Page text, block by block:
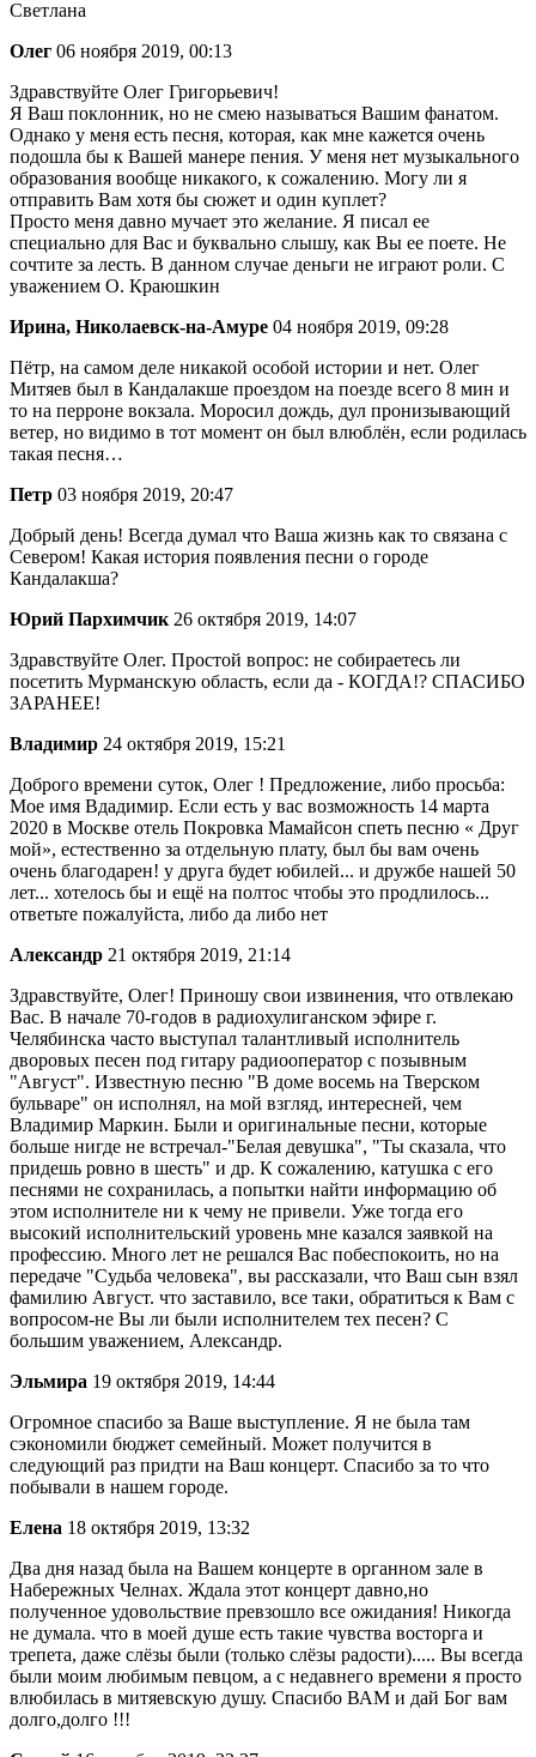
Светлана
Олег 06 ноября 2019, 00:13
Здравствуйте Олег Григорьевич!
Я Ваш поклонник, но не смею называться Вашим фанатом.
Однако у меня есть песня, которая, как мне кажется очень
подошла бы к Вашей манере пения. У меня нет музыкального
образования вообще никакого, к сожалению. Могу ли я
отправить Вам хотя бы сюжет и один куплет?
Просто меня давно мучает это желание. Я писал ее
специально для Вас и буквально слышу, как Вы ее поете. Не
сочтите за лесть. В данном случае деньги не играют роли. С
уважением О. Краюшкин
Ирина, Николаевск-на-Амуре 04 ноября 2019, 09:28
Пётр, на самом деле никакой особой истории и нет. Олег
Митяев был в Кандалакше проездом на поезде всего 8 мин и
то на перроне вокзала. Моросил дождь, дул пронизывающий
ветер, но видимо в тот момент он был влюблён, если родилась
такая песня…
Петр 03 ноября 2019, 20:47
Добрый день! Всегда думал что Ваша жизнь как то связана с
Севером! Какая история появления песни о городе
Кандалакша?
Юрий Пархимчик26 октября 2019, 14:07
Здравствуйте Олег. Простой вопрос: не собираетесь ли
посетить Мурманскую область, если да - КОГДА!? СПАСИБО
ЗАРАНЕЕ!
Владимир 24 октября 2019, 15:21
Доброго времени суток, Олег ! Предложение, либо просьба:
Мое имя Вдадимир. Если есть у вас возможность 14 марта
2020 в Москве отель Покровка Мамайсон спеть песню « Друг
мой», естественно за отдельную плату, был бы вам очень
очень благодарен! у друга будет юбилей... и дружбе нашей 50
лет... хотелось бы и ещё на полтос чтобы это продлилось...
ответьте пожалуйста, либо да либо нет
Александр 21 октября 2019, 21:14
Здравствуйте, Олег! Приношу свои извинения, что отвлекаю
Вас. В начале 70-годов в радиохулиганском эфире г.
Челябинска часто выступал талантливый исполнитель
дворовых песен под гитару радиооператор с позывным
"Август". Известную песню "В доме восемь на Тверском
бульваре" он исполнял, на мой взгляд, интересней, чем
Владимир Маркин. Были и оригинальные песни, которые
больше нигде не встречал-"Белая девушка", "Ты сказала, что
придешь ровно в шесть" и др. К сожалению, катушка с его
песнями не сохранилась, а попытки найти информацию об
этом исполнителе ни к чему не привели. Уже тогда его
высокий исполнительский уровень мне казался заявкой на
профессию. Много лет не решался Вас побеспокоить, но на
передаче "Судьба человека", вы рассказали, что Ваш сын взял
фамилию Август. что заставило, все таки, обратиться к Вам с
вопросом-не Вы ли были исполнителем тех песен? С
большим уважением, Александр.
Эльмира 19 октября 2019, 14:44
Огромное спасибо за Ваше выступление. Я не была там
сэкономили бюджет семейный. Может получится в
следующий раз придти на Ваш концерт. Спасибо за то что
побывали в нашем городе.
Елена 18 октября 2019, 13:32
Два дня назад была на Вашем концерте в органном зале в
Набережных Челнах. Ждала этот концерт давно,но
полученное удовольствие превзошло все ожидания! Никогда
не думала. что в моей душе есть такие чувства восторга и
трепета, даже слёзы были (только слёзы радости)..... Вы всегда
были моим любимым певцом, а с недавнего времени я просто
влюбилась в митяевскую душу. Спасибо ВАМ и дай Бог вам
долго,долго !!!